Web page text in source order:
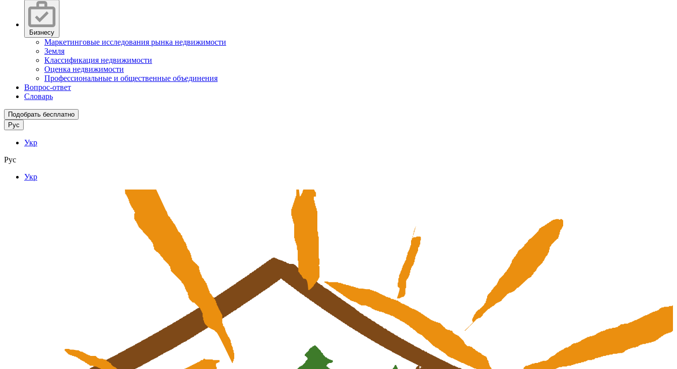
Бизнесу
Маркетинговые исследования рынка недвижимости
Земля
Классификация недвижимости
Оценка недвижимости
Профессиональные и общественные объединения
Вопрос-ответ
Словарь
Подобрать бесплатно
Рус
Укр
Рус
Укр